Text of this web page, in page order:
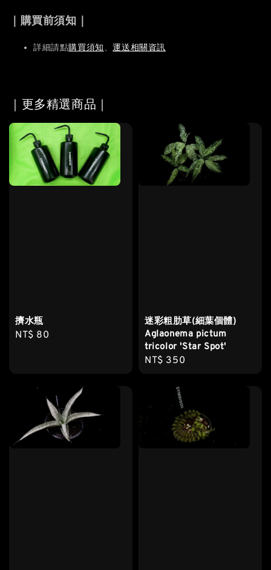
｜購買前須知｜
詳細請點購買須知、運送相關資訊
｜更多精選商品｜
擠水瓶
Regular
NT$ 80
迷彩粗肋草(細葉個體)
Aglaonema pictum
tricolor 'Star Spot'
Regular
NT$ 350